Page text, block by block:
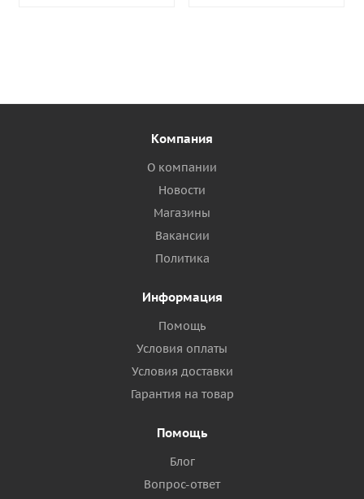
Компания
О компании
Новости
Магазины
Вакансии
Политика
Информация
Помощь
Условия оплаты
Условия доставки
Гарантия на товар
Помощь
Блог
Вопрос-ответ